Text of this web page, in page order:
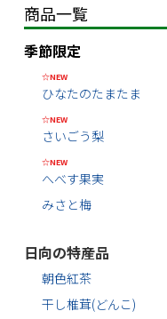
商品一覧
季節限定
☆NEW
ひなたのたまたま
☆NEW
さいごう梨
☆NEW
へべす果実
みさと梅
日向の特産品
朝色紅茶
干し椎茸(どんこ)